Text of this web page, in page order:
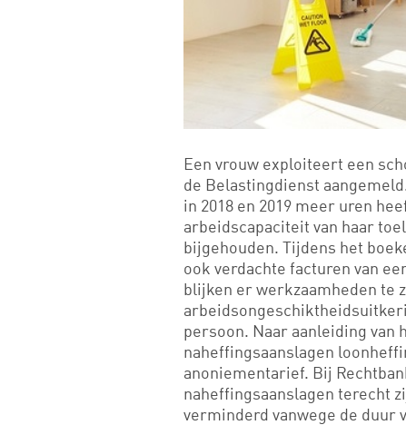
Een vrouw exploiteert een
de Belastingdienst
in 2018 en 2019 meer uren
arbeidscapaciteit van haar
bijgehouden. Tijdens het
ook verdachte facturen van
blijken er werkzaamheden te
persoon. Naar aanleiding
naheffingsaanslagen
anoniementarief. Bij
naheffingsaanslagen terecht
verminderd vanwege de duur